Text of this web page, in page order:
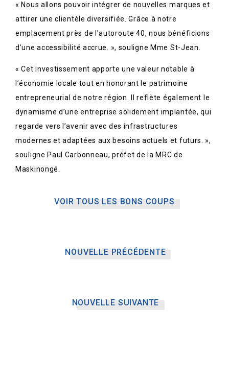
« Nous allons pouvoir intégrer de nouvelles marques et
attirer une clientèle diversifiée. Grâce à notre
emplacement près de l’autoroute 40, nous bénéficions
d’une accessibilité accrue. », souligne Mme St-Jean.
« Cet investissement apporte une valeur notable à
l’économie locale tout en honorant le patrimoine
entrepreneurial de notre région. Il reflète également le
dynamisme d’une entreprise solidement implantée, qui
regarde vers l’avenir avec des infrastructures
modernes et adaptées aux besoins actuels et futurs. »,
souligne Paul Carbonneau, préfet de la MRC de
Maskinongé.
VOIR TOUS LES BONS COUPS
NOUVELLE PRÉCÉDENTE
NOUVELLE SUIVANTE